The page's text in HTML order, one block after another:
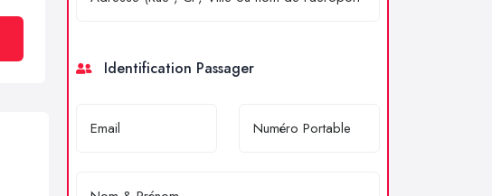
Identification Passager